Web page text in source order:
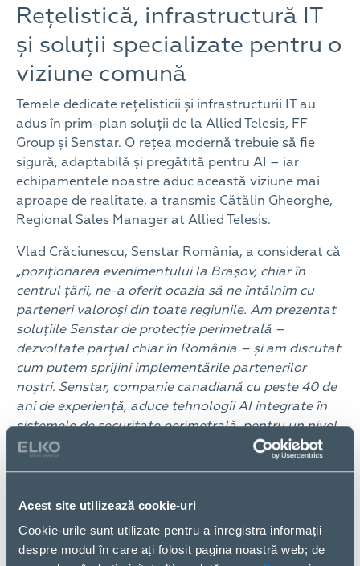
Acest site utilizează cookie-uri
Cookie-urile sunt utilizate pentru a înregistra informații
despre modul în care ați folosit pagina noastră web; de
Rețelistică, infrastructură IT
și soluții specializate pentru o
viziune comună
Temele dedicate rețelisticii și infrastructurii IT au
adus în prim-plan soluții de la Allied Telesis, FF
Group și Senstar. O rețea modernă trebuie să fie
sigură, adaptabilă și pregătită pentru AI – iar
echipamentele noastre aduc această viziune mai
aproape de realitate, a transmis Cătălin Gheorghe,
Regional Sales Manager at Allied Telesis.
Vlad Crăciunescu, Senstar România, a considerat că
„poziționarea evenimentului la Brașov, chiar în
centrul țării, ne-a oferit ocazia să ne întâlnim cu
parteneri valoroși din toate regiunile. Am prezentat
soluțiile Senstar de protecție perimetrală –
dezvoltate parțial chiar în România – și am discutat
cum putem sprijini implementările partenerilor
noștri. Senstar, companie canadiană cu peste 40 de
ani de experiență, aduce tehnologii AI integrate în
sistemele de securitate perimetrală, pentru un nivel
superior de protecție.
Reprezentantul FF Group, Martin Kana, a adus în
analiză: „Sunt aici pentru a prezenta soluția FF
Group Camera AI – cea mai nouă versiune, care ne
permite să recunoaștem parametrii vehiculelor,